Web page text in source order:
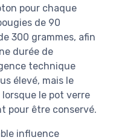
pour chaque
de 90
300 grammes, afin
durée de
technique
élevé, mais le
le pot verre
pour être conservé.
influence